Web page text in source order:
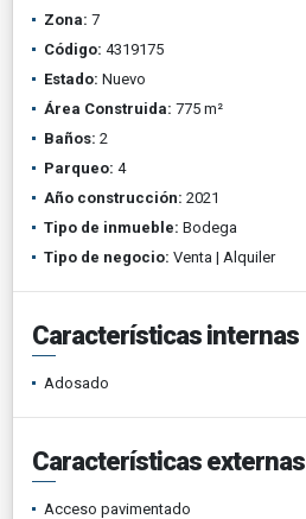
Zona: 7
Código: 4319175
Estado: Nuevo
Área Construida: 775 m²
Baños: 2
Parqueo: 4
Año construcción: 2021
Tipo de inmueble: Bodega
Tipo de negocio: Venta | Alquiler
Características internas
Adosado
Características externas
Acceso pavimentado